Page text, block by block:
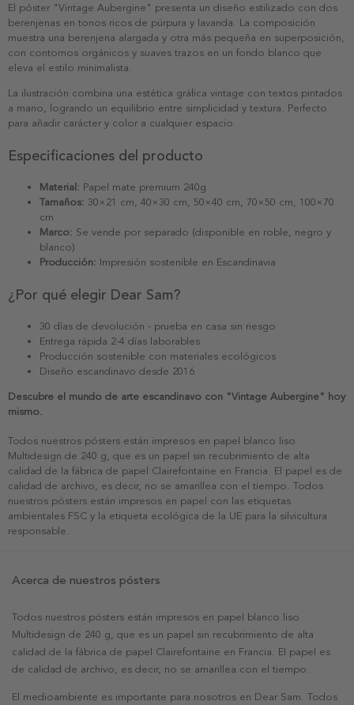
El póster "Vintage Aubergine" presenta un diseño estilizado con dos
berenjenas en tonos ricos de púrpura y lavanda. La composición
muestra una berenjena alargada y otra más pequeña en superposición,
con contornos orgánicos y suaves trazos en un fondo blanco que
eleva el estilo minimalista.
La ilustración combina una estética gráfica vintage con textos pintados
a mano, logrando un equilibrio entre simplicidad y textura. Perfecto
para añadir carácter y color a cualquier espacio.
Especificaciones del producto
Material: Papel mate premium 240g
Tamaños: 30×21 cm, 40×30 cm, 50×40 cm, 70×50 cm, 100×70
cm
Marco: Se vende por separado (disponible en roble, negro y
blanco)
Producción: Impresión sostenible en Escandinavia
¿Por qué elegir Dear Sam?
30 días de devolución - prueba en casa sin riesgo
Entrega rápida 2-4 días laborables
Producción sostenible con materiales ecológicos
Diseño escandinavo desde 2016
Descubre el mundo de arte escandinavo con "Vintage Aubergine" hoy
mismo.
Todos nuestros pósters están impresos en papel blanco liso
Multidesign de 240 g, que es un papel sin recubrimiento de alta
calidad de la fábrica de papel Clairefontaine en Francia. El papel es de
calidad de archivo, es decir, no se amarillea con el tiempo. Todos
nuestros pósters están impresos en papel con las etiquetas
ambientales FSC y la etiqueta ecológica de la UE para la silvicultura
responsable.
Acerca de nuestros pósters
Todos nuestros pósters están impresos en papel blanco liso
Multidesign de 240 g, que es un papel sin recubrimiento de alta
calidad de la fábrica de papel Clairefontaine en Francia. El papel es
de calidad de archivo, es decir, no se amarillea con el tiempo.
El medioambiente es importante para nosotros en Dear Sam. Todos